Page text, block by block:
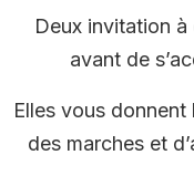
Deux invitation à
avant de
Elles vous
des marches et